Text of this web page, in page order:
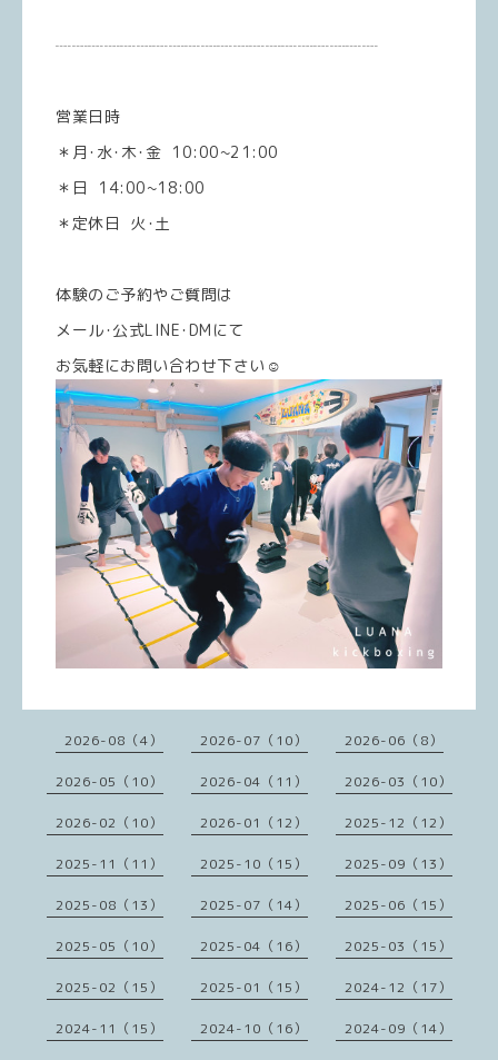
┈┈┈┈┈┈┈┈┈┈┈┈┈┈┈┈┈┈┈┈
営業日時
＊月･水･木･金 10:00~21:00
＊日 14:00~18:00
＊定休日 火･土
体験のご予約やご質問は
メール･公式LINE･DMにて
お気軽にお問い合わせ下さい☺️
2026-08（4） 2026-07（10） 2026-06（8）
2026-05（10） 2026-04（11） 2026-03（10）
2026-02（10） 2026-01（12） 2025-12（12）
2025-11（11） 2025-10（15） 2025-09（13）
2025-08（13） 2025-07（14） 2025-06（15）
2025-05（10） 2025-04（16） 2025-03（15）
2025-02（15） 2025-01（15） 2024-12（17）
2024-11（15） 2024-10（16） 2024-09（14）